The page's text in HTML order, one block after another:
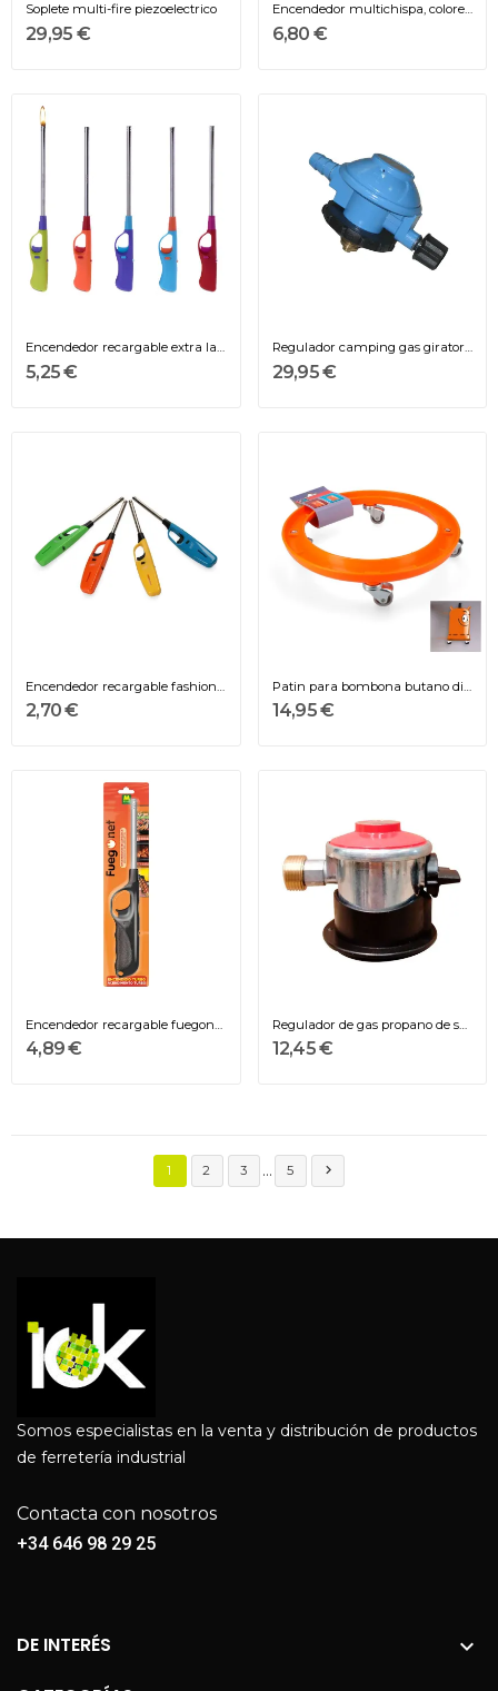
Soplete multi-fire piezoelectrico
29,95 €
Encendedor multichispa, colores surtidos 23,7 x...
6,80 €
Encendedor recargable extra largo especial bbq,...
5,25 €
Regulador camping gas giratorio 28gr para...
29,95 €
2,70 € 14,95 €
4,89 €
Regulador de gas propano de salida libre con...
12,45 €
1 2 3 … 5 
Somos especialistas en la venta y distribución de productos
de ferretería industrial
Contacta con nosotros
+34 646 98 29 25
DE INTERÉS 